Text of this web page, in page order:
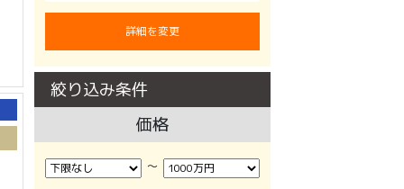
詳細を変更
絞り込み条件
価格
〜